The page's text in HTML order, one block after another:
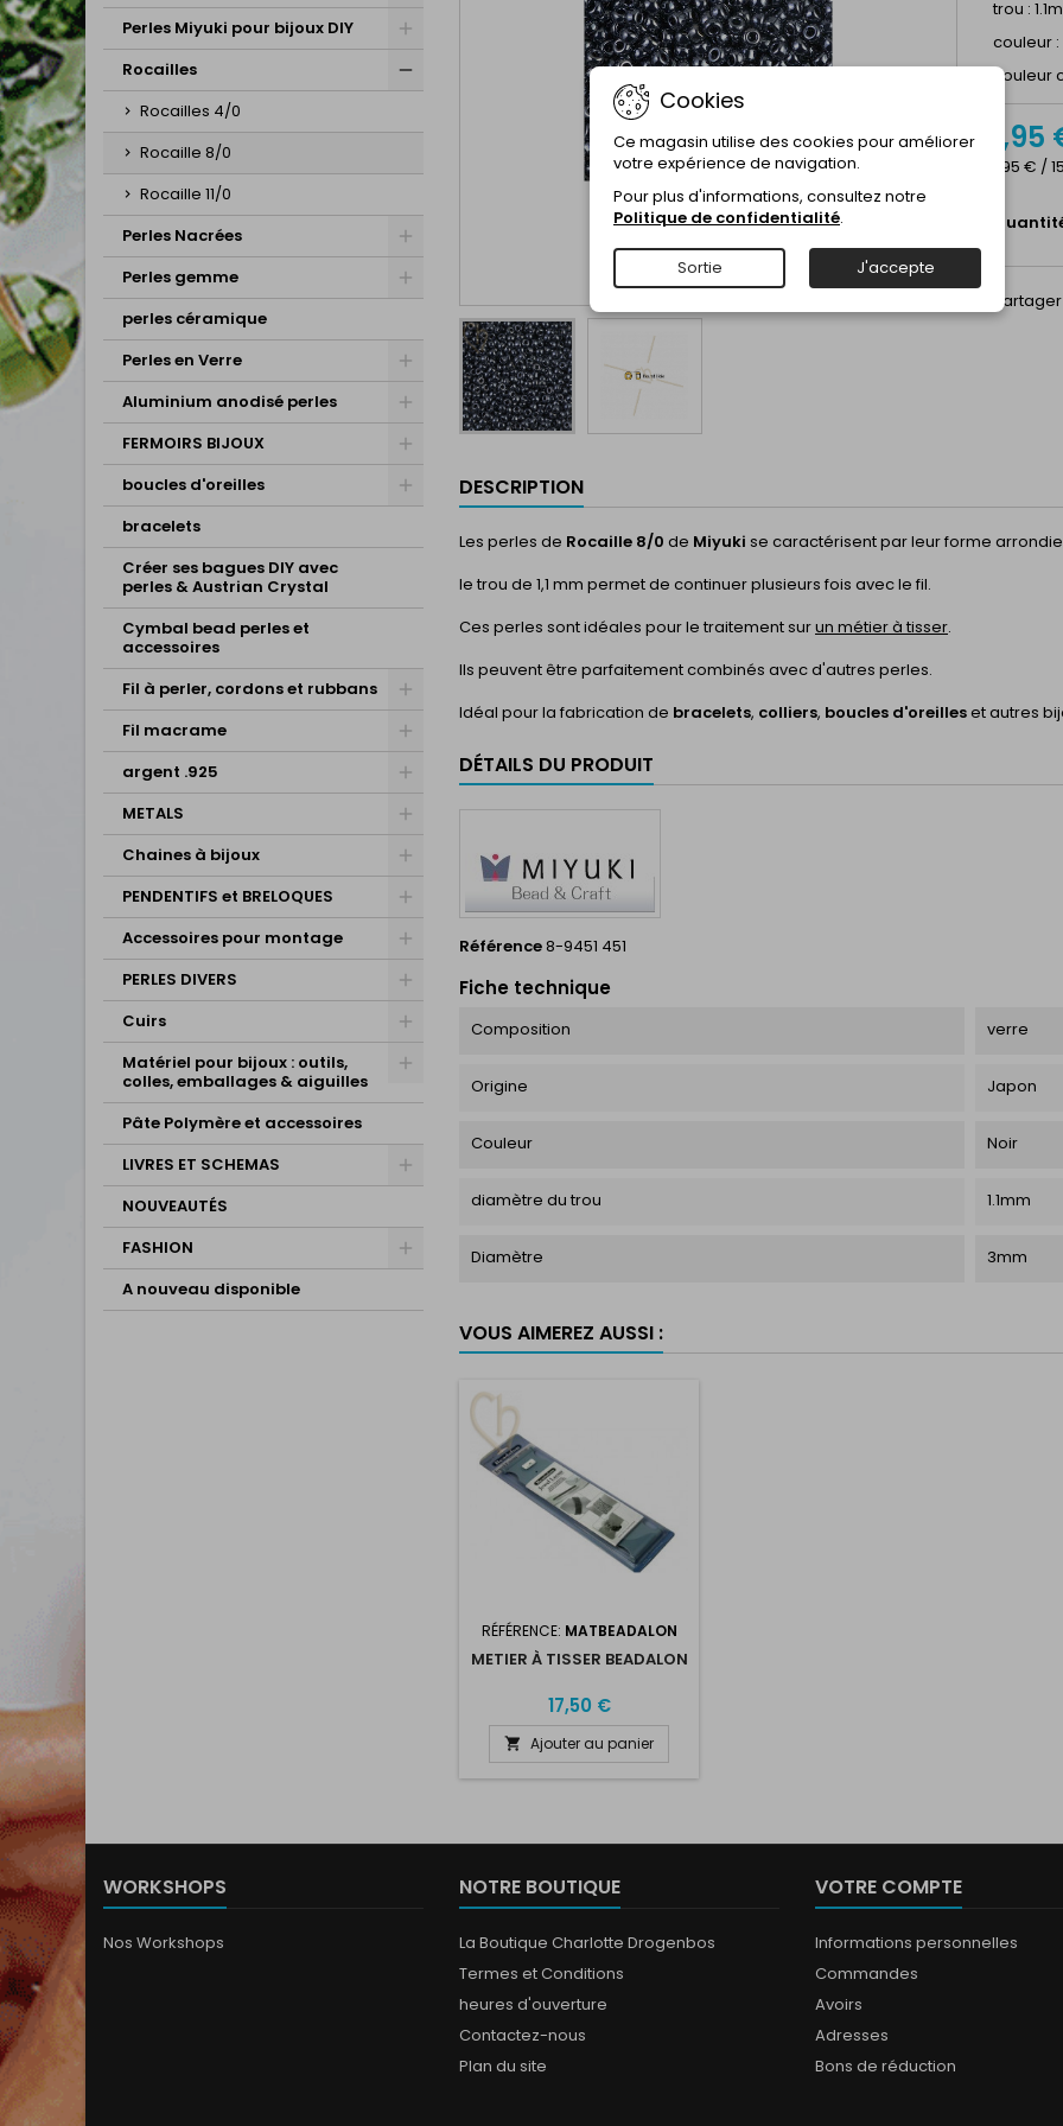
Perles Miyuki pour bijoux DIY
Rocailles
Rocailles 4/0
Rocaille 8/0
Rocaille 11/0
Perles Nacrées
Perles gemme
perles céramique
Perles en Verre
Aluminium anodisé perles
FERMOIRS BIJOUX
boucles d'oreilles
bracelets
Créer ses bagues DIY avec
perles & Austrian Crystal
Cymbal bead perles et
accessoires
Fil à perler, cordons et rubbans
Fil macrame
argent .925
METALS
Chaines à bijoux
PENDENTIFS et BRELOQUES
Accessoires pour montage
PERLES DIVERS
Cuirs
Matériel pour bijoux : outils,
colles, emballages & aiguilles
Pâte Polymère et accessoires
LIVRES ET SCHEMAS
NOUVEAUTÉS
FASHION
A nouveau disponible
trou :
couleur
couleur
1,95
1,95 € /
Partager
DESCRIPTION
Les perles de Rocaille 8/0 de Miyuki se caractérisent par leur forme
le trou de 1,1 mm permet de continuer plusieurs fois avec le fil.
Ces perles sont idéales pour le traitement surun métier à tisser.
Ils peuvent être parfaitement combinés avec d'autres perles.
Idéal pour la fabrication de bracelets, colliers, boucles d'oreilleset autres
DÉTAILS DU PRODUIT
Référence8-9451 451
Fiche technique
Composition verre
Origine Japon
Couleur Noir
diamètre du trou 1.1mm
Diamètre 3mm
VOUS AIMEREZ AUSSI :
RÉFÉRENCE: MATBEADALON
METIER À TISSER BEADALON
17,50 €
 Ajouter au panier
WORKSHOPS
Nos Workshops
NOTRE BOUTIQUE
La Boutique Charlotte Drogenbos
Termes et Conditions
heures d'ouverture
Contactez-nous
Plan du site
VOTRE COMPTE
Informations personnelles
Commandes
Avoirs
Adresses
Bons de réduction
Cookies
Ce magasin utilise des cookies pour améliorer
votre expérience de navigation.
Pour plus d'informations, consultez notre
Politique de confidentialité.
Sortie J'accepte